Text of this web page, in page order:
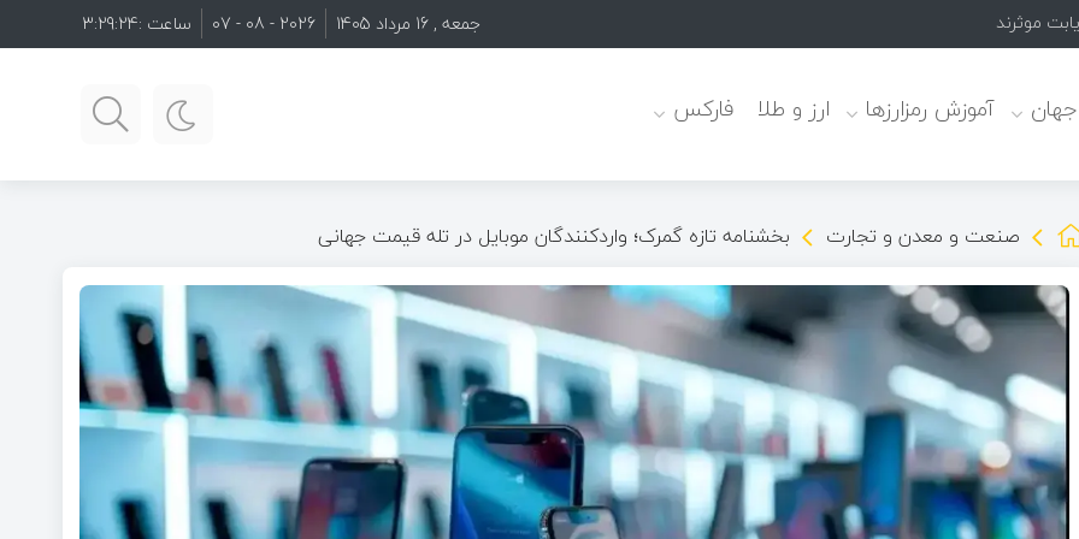
موثرند جمعه , 16 مرداد 1405 2026 - 08 - 07 ساعت :3:29:26
جهان آموزش رمزارزها ارز و طلا فارکس
صنعت و معدن و تجارت بخشنامه تازه گمرک؛ واردکنندگان موبایل در تله قیمت جهانی